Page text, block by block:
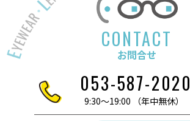
CONTACT
お問合せ
053-587-2020
9:30～19:00 （年中無休）